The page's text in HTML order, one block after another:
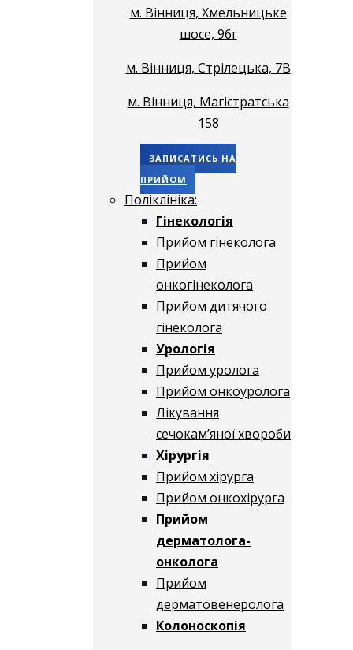
м. Вінниця, Хмельницьке
шосе, 96г
м. Вінниця, Стрілецька, 7В
м. Вінниця, Магістратська
158
ЗАПИСАТИСЬ НА
ПРИЙОМ
Поліклініка:
Гінекологія
Прийом гінеколога
Прийом
онкогінеколога
Прийом дитячого
гінеколога
Урологія
Прийом уролога
Прийом онкоуролога
Лікування
сечокам’яної хвороби
Хірургія
Прийом хірурга
Прийом онкохірурга
Прийом
дерматолога-
онколога
Прийом
дерматовенеролога
Колоноскопія